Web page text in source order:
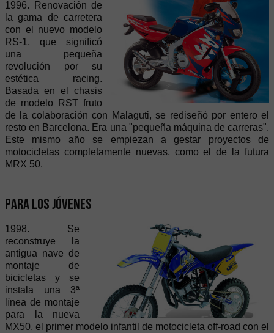
1996. Renovación de
la gama de carretera
con el nuevo modelo
RS-1, que significó
una pequeña
revolución por su
estética racing.
Basada en el chasis
de modelo RST fruto
de la colaboración con Malaguti, se rediseñó por entero el
resto en Barcelona. Era una "pequeña máquina de carreras".
Este mismo año se empiezan a gestar proyectos de
motocicletas completamente nuevas, como el de la futura
MRX 50.
Para los jóvenes
1998. Se
reconstruye la
antigua nave de
montaje de
bicicletas y se
instala una 3ª
línea de montaje
para la nueva
MX50, el primer modelo infantil de motocicleta off-road con el